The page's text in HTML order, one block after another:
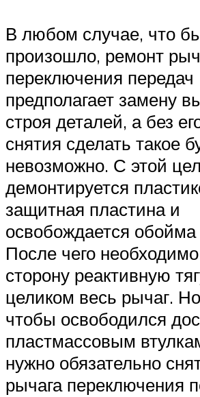
В любом случае, что
произошло, ремонт
переключения передач
предполагает замену
строя деталей, а без
снятия сделать такое
невозможно. С этой
демонтируется
защитная пластина и
освобождается
После чего
сторону реактивную
целиком весь рычаг.
чтобы освободился
пластмассовым
нужно обязательно
рычага переключения